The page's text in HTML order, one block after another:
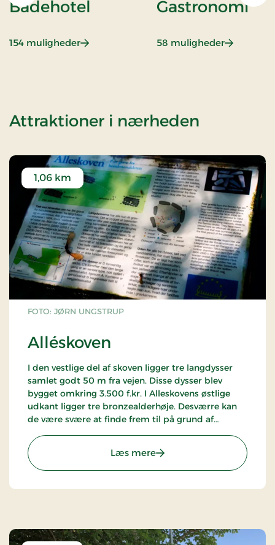
Badehotel
154 muligheder: Badehotel
Gastronomi
58 muligheder:
Attraktioner i nærheden
FOTO: JØRN UNGSTRUP
Alléskoven
1,06 km
I den vestlige del af skoven ligger tre langdysser
samlet godt 50 m fra vejen. Disse dysser blev
bygget omkring 3.500 f.kr. I Alleskovens østlige
udkant ligger tre bronzealderhøje. Desværre kan
de være svære at finde frem til på grund af
skoven ser man gravhøjene.
Læs mere: Alléskoven